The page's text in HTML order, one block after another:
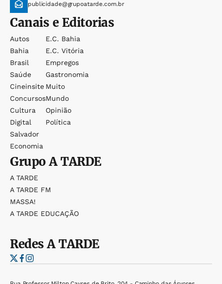
publicidade@grupoatarde.com.br
Canais e Editorias
Autos
Bahia
Brasil
Saúde
Cineinsite
Concursos
Cultura
Digital
Salvador
Economia
E.c. Bahia
E.c. Vitória
Empregos
Gastronomia
Muito
Mundo
Opinião
Política
GrupoA TARDE
A TARDE
A TARDE FM
MASSA!
A TARDE EDUCAÇÃO
RedesA TARDE